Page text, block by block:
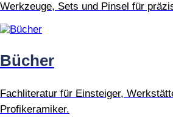
Werkzeuge, Sets und Pinsel für
Bücher
Fachliteratur für Einsteiger,
Profikeramiker.